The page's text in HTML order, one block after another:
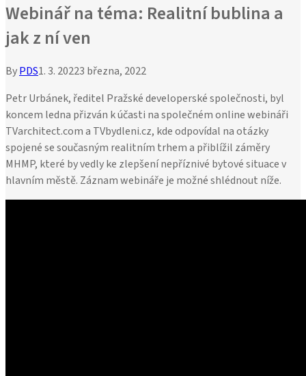
Webinář na téma: Realitní bublina a
jak z ní ven
ByPDS1. 3. 20223 března, 2022
Petr Urbánek, ředitel Pražské developerské společnosti, byl
koncem ledna přizván k účasti na společném online webináři
TVarchitect.com a TVbydleni.cz, kde odpovídal na otázky
spojené se současným realitním trhem a přiblížil záměry
MHMP, které by vedly ke zlepšení nepříznivé bytové situace v
hlavním městě. Záznam webináře je možné shlédnout níže.